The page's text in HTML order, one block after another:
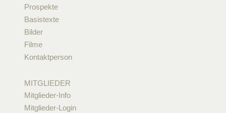
Prospekte
Basistexte
Bilder
Filme
Kontaktperson
MITGLIEDER
Mitglieder-Info
Mitglieder-Login